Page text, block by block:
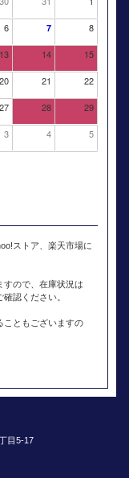
6 7 8
13 14 15
20 21 22
27 28 29
3 4 5
ストア、楽天市場に
すので、在庫状況は
認ください。
こともございますの
目5-17